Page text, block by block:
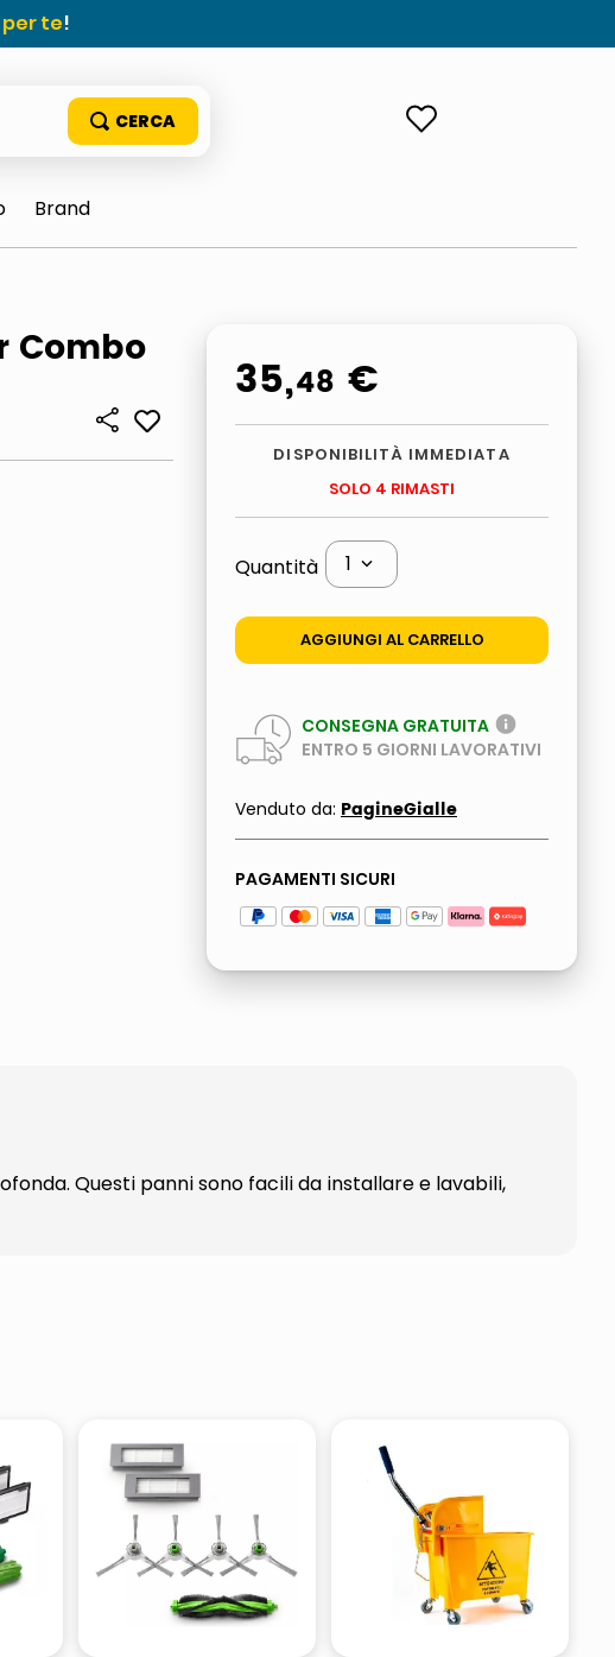
te!
Brand
Combo 35,48 €
DISPONIBILITÀ IMMEDIATA
SOLO 4 RIMASTI
Quantità 1
AGGIUNGI AL CARRELLO
CONSEGNA GRATUITA
ENTRO 5 GIORNI LAVORATIVI
Venduto da: PagineGialle
PAGAMENTI SICURI
Questi panni sono facili da installare e lavabili,